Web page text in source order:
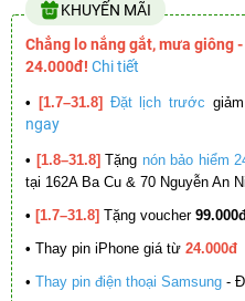
KHUYẾN MÃI
Chẳng lo nắng gắt, mưa giông
24.000đ! Chi tiết
• [1.7–31.8] Đặt lịch trước
ngay
• [1.8–31.8] Tặng nón bảo hiểm
tại 162A Ba Cu & 70 Nguyễn An
• [1.7–31.8] Tặng voucher
• Thay pin iPhone giá từ 24.000đ
• Thay pin điện thoại Samsung -